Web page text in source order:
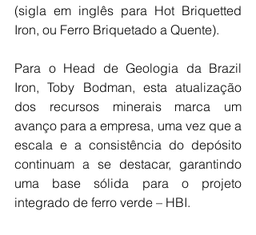
(sigla em inglês para Hot Briquetted
Iron, ou Ferro Briquetado a Quente).
Para o Head de Geologia da Brazil
Iron, Toby Bodman, esta atualização
dos recursos minerais marca um
avanço para a empresa, uma vez que a
escala e a consistência do depósito
continuam a se destacar, garantindo
uma base sólida para o projeto
integrado de ferro verde – HBI.